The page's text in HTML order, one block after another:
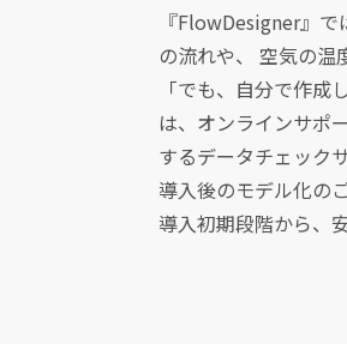
『FlowDesigner』
の流れや、 空気の温
「でも、自分で作
は、オンラインサポ
するデータチェック
導入後のモデル化の
導入初期段階から、